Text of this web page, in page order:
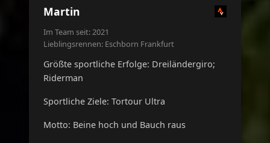
Martin
Im Team seit: 2021
Lieblingsrennen: Eschborn Frankfurt
Größte sportliche Erfolge: Dreiländergiro;
Riderman
Sportliche Ziele: Tortour Ultra
Motto: Beine hoch und Bauch raus